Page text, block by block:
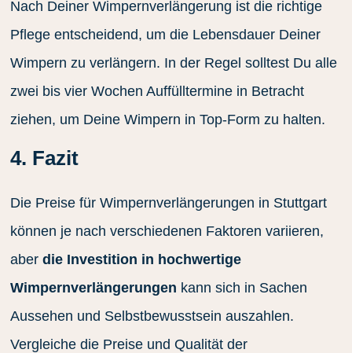
Nach Deiner Wimpernverlängerung ist die richtige
Pflege entscheidend, um die Lebensdauer Deiner
Wimpern zu verlängern. In der Regel solltest Du alle
zwei bis vier Wochen Auffülltermine in Betracht
ziehen, um Deine Wimpern in Top-Form zu halten.
4. Fazit
Die Preise für Wimpernverlängerungen in Stuttgart
können je nach verschiedenen Faktoren variieren,
aberdie Investition in hochwertige
Wimpernverlängerungen kann sich in Sachen
Aussehen und Selbstbewusstsein auszahlen.
Vergleiche die Preise und Qualität der